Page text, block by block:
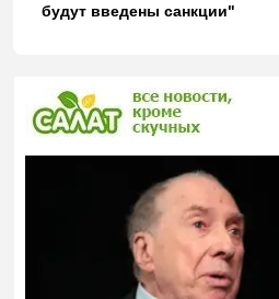
будут введены санкции"